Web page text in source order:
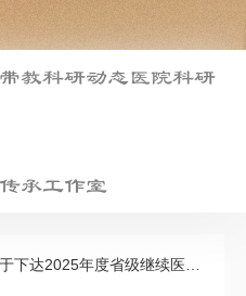
教科研动态医院科研
承工作室